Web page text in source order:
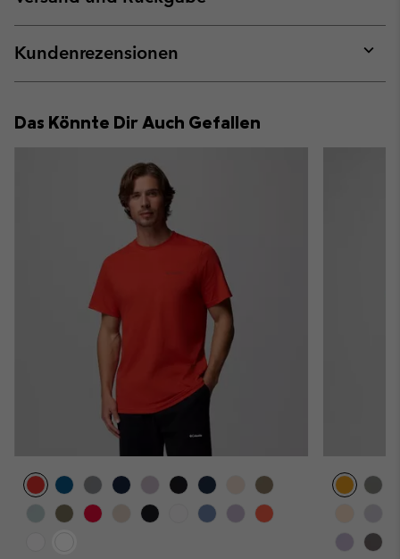
or
Kundenrezensionen
or
Das Könnte Dir Auch Gefallen